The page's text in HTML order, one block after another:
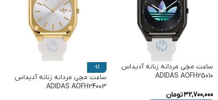
ساعت مچی مردانه زنانه آدیداس
ADIDAS AOFH25010
32,700,000تومان
-1%
ساعت مچی مردانه زنانه آدیداس
ADIDAS AOFH24003